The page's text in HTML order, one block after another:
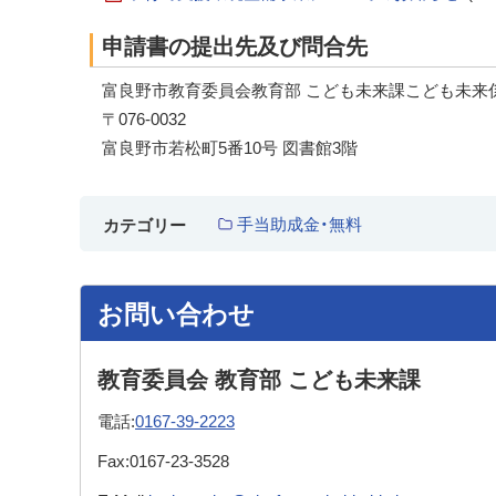
申請書の提出先及び問合先
富良野市教育委員会教育部 こども未来課こども未来
〒076-0032
富良野市若松町5番10号 図書館3階
カテゴリー 手当助成金・無料
お問い合わせ
教育委員会 教育部 こども未来課
電話:0167-39-2223
Fax:0167-23-3528